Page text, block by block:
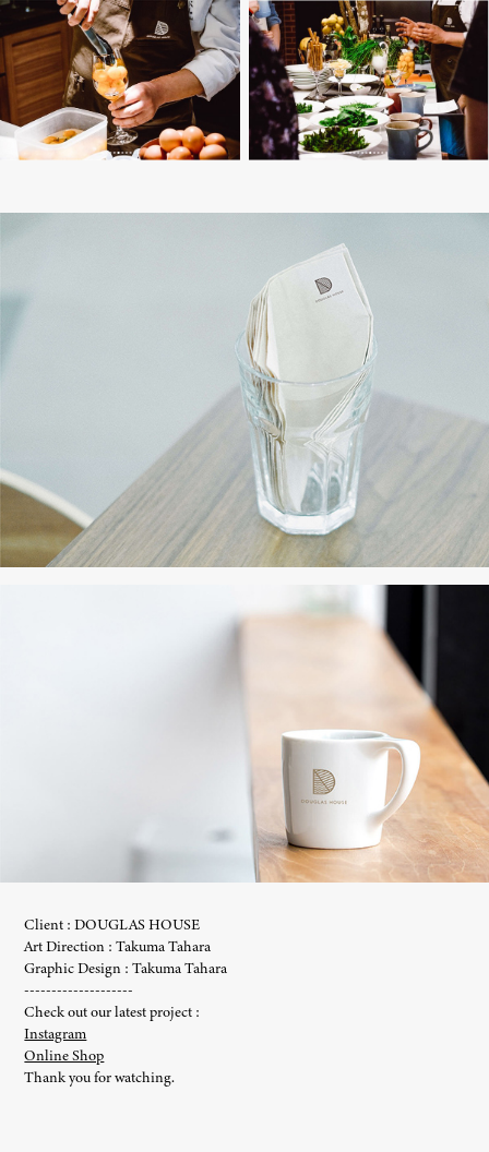
Client : DOUGLAS HOUSE
Art Direction : Takuma Tahara
Graphic Design : Takuma Tahara
--------------------
Check out our latest project :
Instagram
Online Shop
Thank you for watching.